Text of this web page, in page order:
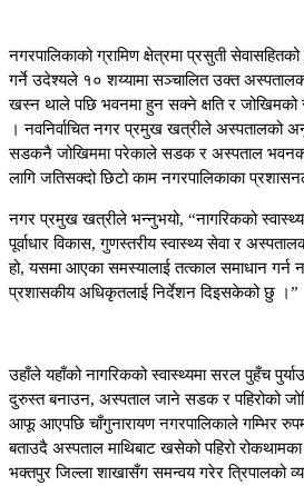
नगरपालिकाको ग्रामिण क्षेत्रमा प्रसुती
गर्ने उदेश्यले १० शय्यामा सञ्चालित उक्त
खस्न थाले पछि भवनमा हुन सक्ने क्षति र
। नवनिर्वाचित नगर प्रमुख खत्रीले अस्पतालको
सडकनै जोखिममा परेकाले सडक र अस्पताल भवनको
लागि जतिसक्दो छिटो काम नगरपालिकाका
नगर प्रमुख खत्रीले भन्नुभयो, “नागरिकको
पूर्वाधार विकास, गुणस्तरीय स्वास्थ्य सेवा र
हो, यसमा आएका समस्यालाई तत्काल समाधान गर्न
प्रशासकीय अधिकृतलाई निर्देशन दिइसकेको छु ।”
उहाँले यहाँको नागरिकको स्वास्थ्यमा सरल पुहँच
दुरुस्त बनाउन, अस्पताल जाने सडक र पहिरोको
आफू आएपछि चाँगुनारायण नगरपालिकाले गम्भिर
बताउदै अस्पताल माथिबाट खसेको पहिरो
भक्तपुर जिल्ला शाखासँग समन्वय गरेर त्रिपालको